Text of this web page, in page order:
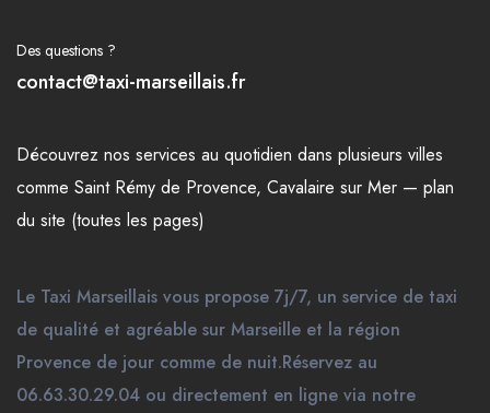
Des questions ?
contact@taxi-marseillais.fr
Découvrez nos services au quotidien dans plusieurs villes
comme Saint Rémy de Provence, Cavalaire sur Mer — plan
du site (toutes les pages)
Le Taxi Marseillais vous propose 7j/7, un service de taxi
de qualité et agréable sur Marseille et la région
Provence de jour comme de nuit.Réservez au
06.63.30.29.04 ou directement en ligne via notre